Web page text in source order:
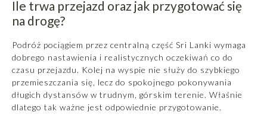
Ile trwa przejazd oraz jak przygotować się
na drogę?
Podróż pociągiem przez centralną część Sri Lanki wymaga
dobrego nastawienia i realistycznych oczekiwań co do
czasu przejazdu. Kolej na wyspie nie służy do szybkiego
przemieszczania się, lecz do spokojnego pokonywania
długich dystansów w trudnym, górskim terenie. Właśnie
dlatego tak ważne jest odpowiednie przygotowanie.